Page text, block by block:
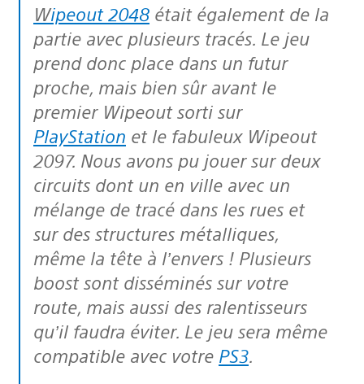
Wipeout 2048 était également de la
partie avec plusieurs tracés. Le jeu
prend donc place dans un futur
proche, mais bien sûr avant le
premier Wipeout sorti sur
PlayStation et le fabuleux Wipeout
2097. Nous avons pu jouer sur deux
circuits dont un en ville avec un
mélange de tracé dans les rues et
sur des structures métalliques,
même la tête à l’envers ! Plusieurs
boost sont disséminés sur votre
route, mais aussi des ralentisseurs
qu’il faudra éviter. Le jeu sera même
compatible avec votre PS3.